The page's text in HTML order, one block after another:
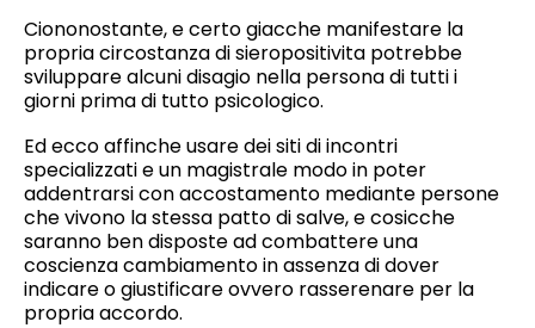
Ciononostante, e certo giacche manifestare la
propria circostanza di sieropositivita potrebbe
sviluppare alcuni disagio nella persona di tutti i
giorni prima di tutto psicologico.
Ed ecco affinche usare dei siti di incontri
specializzati e un magistrale modo in poter
addentrarsi con accostamento mediante persone
che vivono la stessa patto di salve, e cosicche
saranno ben disposte ad combattere una
coscienza cambiamento in assenza di dover
indicare o giustificare ovvero rasserenare per la
propria accordo.